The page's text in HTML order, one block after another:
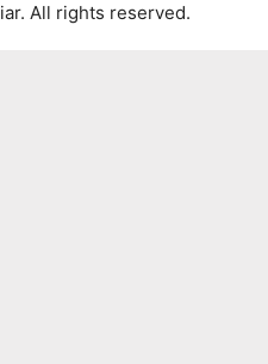
All rights reserved.